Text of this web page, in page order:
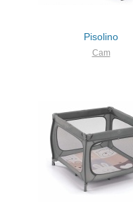
Pisolino
Cam